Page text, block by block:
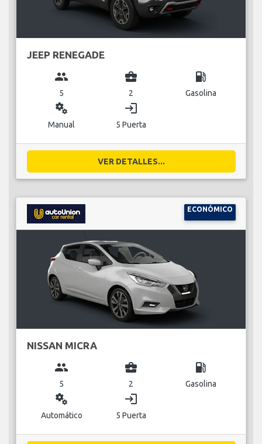
JEEP RENEGADE
group
5
business_center
2
local_gas_station
Gasolina
miscellaneous_services
Manual
login
5 Puerta
VER DETALLES...
ECONÓMICO
NISSAN MICRA
group
5
business_center
2
local_gas_station
Gasolina
miscellaneous_services
Automático
login
5 Puerta